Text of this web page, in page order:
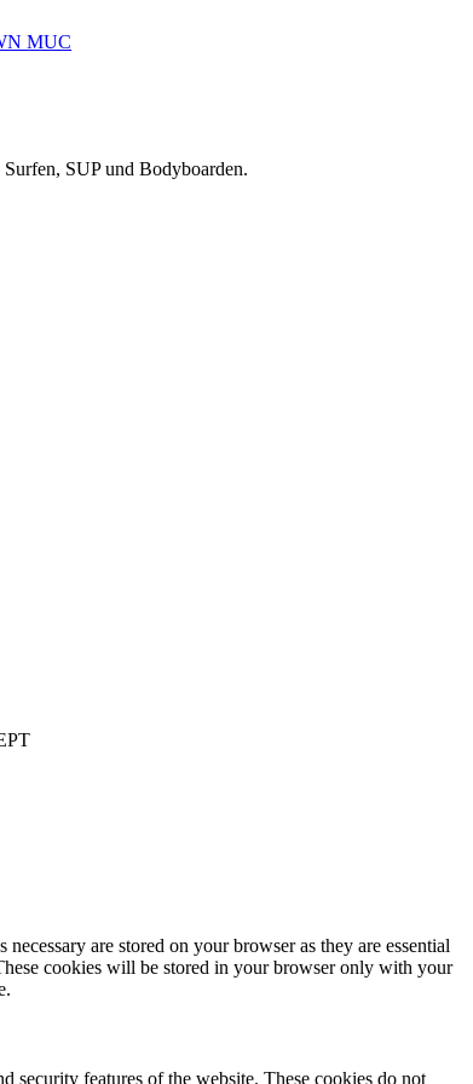
SUP und Bodyboarden.
are stored on your browser as they are essential
cookies will be stored in your browser only with your
security features of the website. These cookies do not